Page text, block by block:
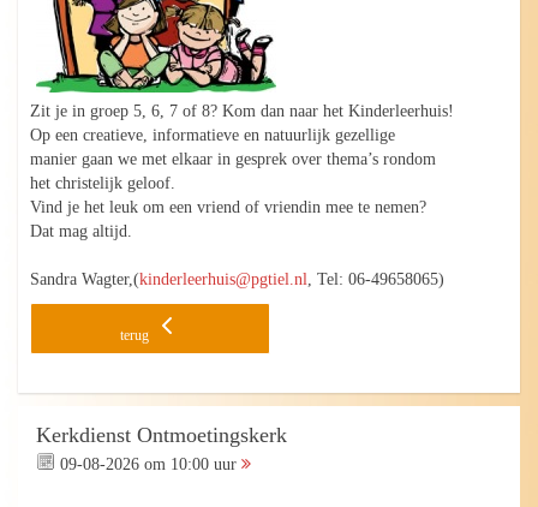
Zit je in groep 5, 6, 7 of 8? Kom dan naar het Kinderleerhuis!
Op een creatieve, informatieve en natuurlijk gezellige
manier gaan we met elkaar in gesprek over thema’s rondom
het christelijk geloof.
Vind je het leuk om een vriend of vriendin mee te nemen?
Dat mag altijd.
Sandra Wagter,(kinderleerhuis@pgtiel.nl , Tel: 06-49658065)
terug
Kerkdienst Ontmoetingskerk
09-08-2026 om 10:00 uur